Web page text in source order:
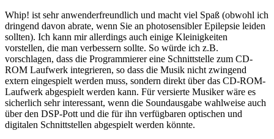
Whip! ist sehr anwenderfreundlich und macht viel Spaß (obwohl ich
dringend davon abrate, wenn Sie an photosensibler Epilepsie leiden
sollten). Ich kann mir allerdings auch einige Kleinigkeiten
vorstellen, die man verbessern sollte. So würde ich z.B.
vorschlagen, dass die Programmierer eine Schnittstelle zum CD-
ROM Laufwerk integrieren, so dass die Musik nicht zwingend
extern eingespielt werden muss, sondern direkt über das CD-ROM-
Laufwerk abgespielt werden kann. Für versierte Musiker wäre es
sicherlich sehr interessant, wenn die Soundausgabe wahlweise auch
über den DSP-Pott und die für ihn verfügbaren optischen und
digitalen Schnittstellen abgespielt werden könnte.